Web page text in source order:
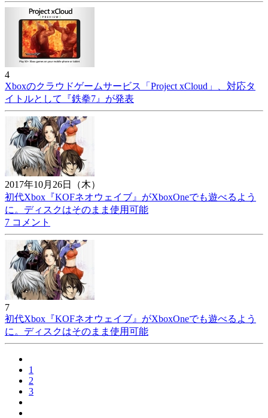
4
Xboxのクラウドゲームサービス「Project xCloud」、対応タ
イトルとして『鉄拳7』が発表
2017年10月26日（木）
初代Xbox『KOFネオウェイブ』がXboxOneでも遊べるよう
に。ディスクはそのまま使用可能
7 コメント
7
初代Xbox『KOFネオウェイブ』がXboxOneでも遊べるよう
に。ディスクはそのまま使用可能
1
2
3